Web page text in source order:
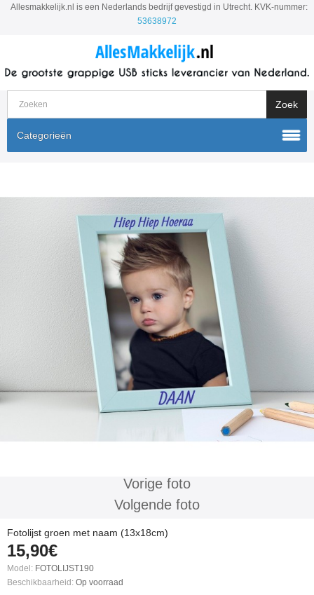
Allesmakkelijk.nl is een Nederlands bedrijf gevestigd in Utrecht. KVK-nummer:
53638972
Categorieën
Vorige foto
Volgende foto
Fotolijst groen met naam (13x18cm)
15,90€
Model: FOTOLIJST190
Beschikbaarheid: Op voorraad